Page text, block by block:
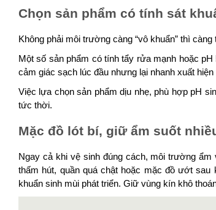
Chọn sản phẩm có tính sát
Không phải môi trường càng “vô khuẩn” thì
Một số sản phẩm có tính tẩy rửa mạnh hoặc
cảm giác sạch lúc đầu nhưng lại nhanh xuất
Việc lựa chọn sản phẩm dịu nhẹ, phù hợp pH
tức thời.
Mặc đồ lót bí, giữ ẩm suốt
Ngay cả khi vệ sinh đúng cách, môi trường
thấm hút, quần quá chật hoặc mặc đồ ướt
khuẩn sinh mùi phát triển. Giữ vùng kín khô